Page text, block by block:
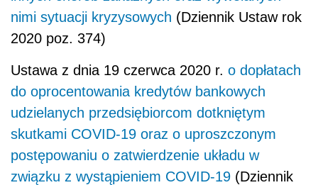
nimi sytuacji kryzysowych (Dziennik Ustaw rok
2020 poz. 374)
Ustawa z dnia 19 czerwca 2020 r. o dopłatach
do oprocentowania kredytów bankowych
udzielanych przedsiębiorcom dotkniętym
skutkami COVID-19 oraz o uproszczonym
postępowaniu o zatwierdzenie układu w
związku z wystąpieniem COVID-19 (Dziennik